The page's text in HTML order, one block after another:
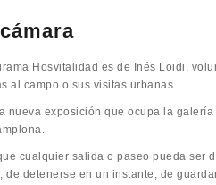
Hosvitalidad es de Inés Loidi,
al campo o sus visitas urbanas.
nueva exposición que ocupa la
cualquier salida o paseo pueda ser
detenerse en un instante, de